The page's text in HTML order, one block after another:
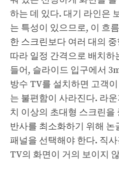
하는 데 있다. 대기 라인은
는 특성이 있으므로, 이 흐
한 스크린보다 여러 대의
따라 일정 간격으로 배치
들어, 슬라이드 입구에서
방수 TV를 설치하면 고객
는 불편함이 사라진다. 라
치 이상의 초대형 스크린
반사를 최소화하기 위해
패널을 선택해야 한다. 직
TV의 화면이 거의 보이지